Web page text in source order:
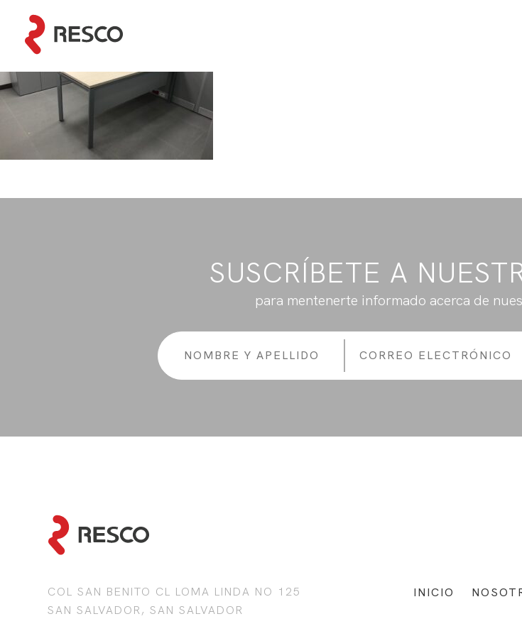
SUSCRÍBETE A
para mentenerte informado acerca de
COL SAN BENITO CL LOMA LINDA NO 125
SAN SALVADOR, SAN SALVADOR
INICIO